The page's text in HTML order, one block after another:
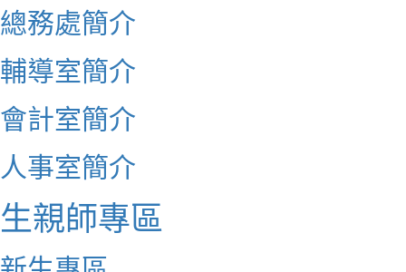
總務處簡介
輔導室簡介
會計室簡介
人事室簡介
生親師專區